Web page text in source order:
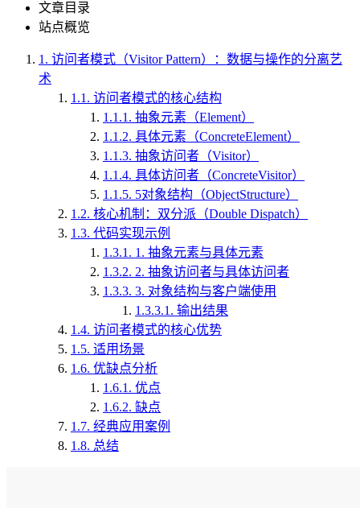
文章目录
站点概览
1. 访问者模式（Visitor Pattern）：数据与操作的分离艺
术
1.1. 访问者模式的核心结构
1.1.1. 抽象元素（Element）
1.1.2. 具体元素（ConcreteElement）
1.1.3. 抽象访问者（Visitor）
1.1.4. 具体访问者（ConcreteVisitor）
1.1.5. 5对象结构（ObjectStructure）
1.2. 核心机制：双分派（Double Dispatch）
1.3. 代码实现示例
1.3.1. 1. 抽象元素与具体元素
1.3.2. 2. 抽象访问者与具体访问者
1.3.3. 3. 对象结构与客户端使用
1.3.3.1. 输出结果
1.4. 访问者模式的核心优势
1.5. 适用场景
1.6. 优缺点分析
1.6.1. 优点
1.6.2. 缺点
1.7. 经典应用案例
1.8. 总结